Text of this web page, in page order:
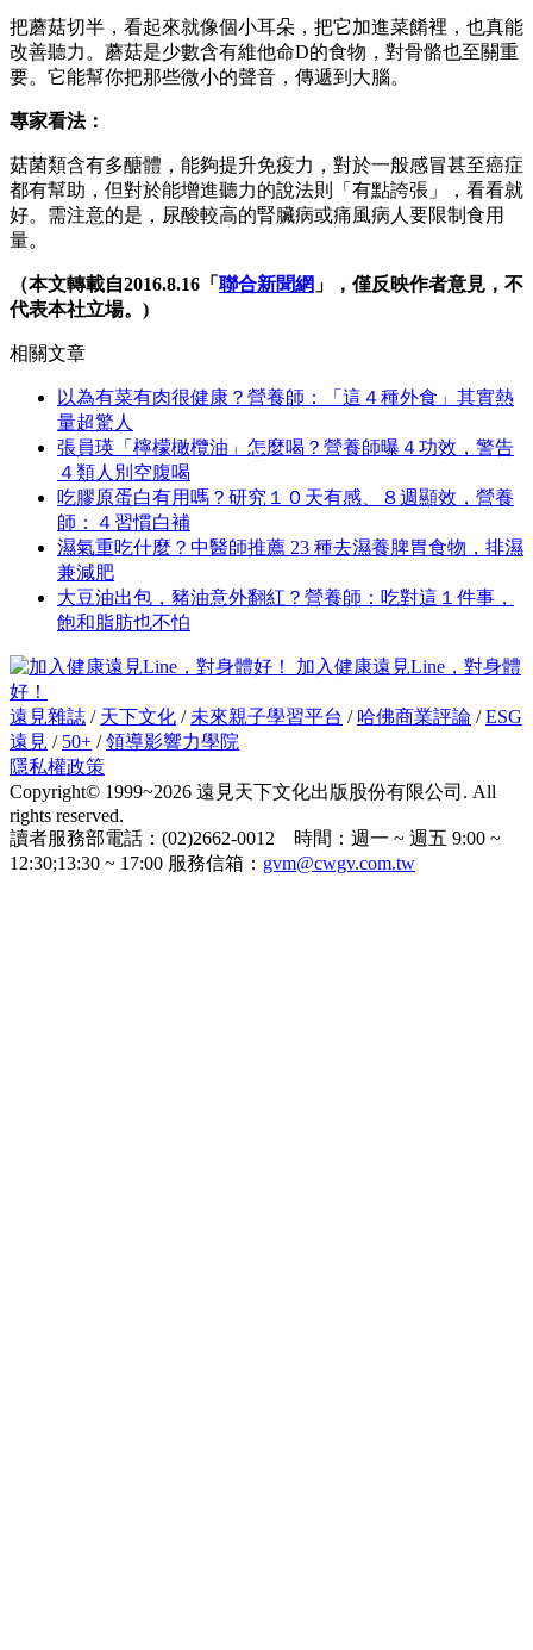
把蘑菇切半，看起來就像個小耳朵，把它加進菜餚裡，也真能
改善聽力。蘑菇是少數含有維他命D的食物，對骨骼也至關重
要。它能幫你把那些微小的聲音，傳遞到大腦。
專家看法：
菇菌類含有多醣體，能夠提升免疫力，對於一般感冒甚至癌症
都有幫助，但對於能增進聽力的說法則「有點誇張」，看看就
好。需注意的是，尿酸較高的腎臟病或痛風病人要限制食用
量。
（本文轉載自2016.8.16「 聯合新聞網 」，僅反映作者意見，不
代表本社立場。)
相關文章
以為有菜有肉很健康？營養師：「這４種外食」其實熱
量超驚人
張員瑛「檸檬橄欖油」怎麼喝？營養師曝４功效，警告
４類人別空腹喝
吃膠原蛋白有用嗎？研究１０天有感、８週顯效，營養
師：４習慣白補
濕氣重吃什麼？中醫師推薦 23 種去濕養脾胃食物，排濕
兼減肥
大豆油出包，豬油意外翻紅？營養師：吃對這１件事，
飽和脂肪也不怕
加入健康遠見Line，對身體
好！
遠見雜誌 / 天下文化 / 未來親子學習平台 / 哈佛商業評論 /ESG
遠見 / 50+ /領導影響力學院
隱私權政策
Copyright© 1999~2026 遠見天下文化出版股份有限公司. All
rights reserved.
讀者服務部電話：(02)2662-0012 時間：週一 ~ 週五 9:00 ~
12:30;13:30 ~ 17:00 服務信箱： gvm@cwgv.com.tw